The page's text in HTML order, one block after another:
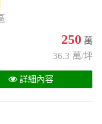
250 萬
36.3 萬/坪
詳細內容